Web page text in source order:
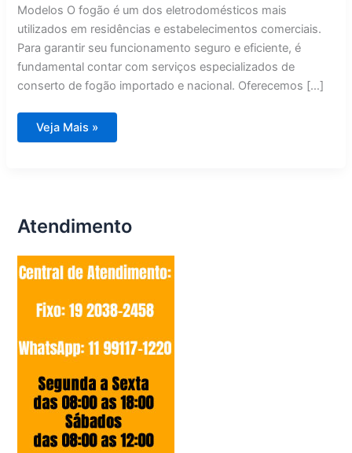
Modelos O fogão é um dos eletrodomésticos mais
utilizados em residências e estabelecimentos comerciais.
Para garantir seu funcionamento seguro e eficiente, é
fundamental contar com serviços especializados de
conserto de fogão importado e nacional. Oferecemos […]
Conserto
de
Veja Mais »
Atendimento